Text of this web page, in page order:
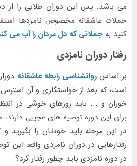
می باشد. پس این دوران طلایی را از
جملات عاشقانه مخصوص نامزدها
کنید به جملاتی که دل مردان را آب می
رفتار دوران نامزدی
بر اساسروانشناسی رابطه عاشقانه
است، که بعد از خواستگاری و آن
خوران و … باید روزهای خوشی در
برای این دوره توصیه های عجیبی دارند،
در این مرحله باید خودتان را بگیرید
رفتارهایی در دوران نامزدی واقعا این
در دوره نامزدی باید چطور رفتار کرد؟